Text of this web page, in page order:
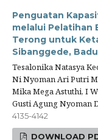
Penguatan
melalui Pelatihan
Terong untuk
Sibanggede,
Tesalonika Natasya
Ni Nyoman Ari Putri
Mika Mega Astuthi, I
Gusti Agung Nyoman
4135-4142
DOWNLOAD